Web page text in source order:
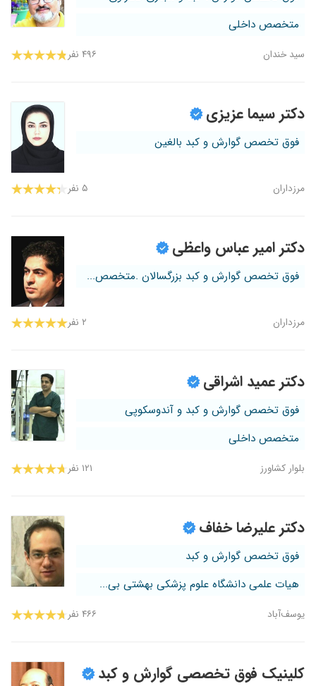
متخصص داخلی
سید خندان ۴۹۶ نفر
دکتر سیما عزیزی
فوق تخصص گوارش و کبد بالغین
مرزداران ۵ نفر
دکتر امیر عباس واعظی
فوق تخصص گوارش و کبد بزرگسالان .متخصص...
مرزداران ۲ نفر
دکتر عمید اشراقی
فوق تخصص گوارش و کبد و آندوسکوپی
متخصص داخلی
بلوار کشاورز ۱۲۱ نفر
دکتر علیرضا خفاف
فوق تخصص گوارش و کبد
هیات علمی دانشگاه علوم پزشکی بهشتی بی...
یوسف‌آباد ۴۶۶ نفر
کلینیک فوق تخصصی گوارش و کبد